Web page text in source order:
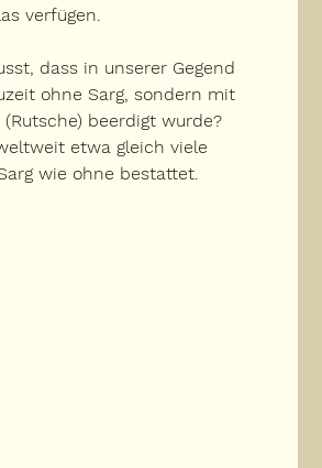
verfügen.
dass in unserer Gegend
ohne Sarg, sondern mit
beerdigt wurde?
etwa gleich viele
wie ohne bestattet.